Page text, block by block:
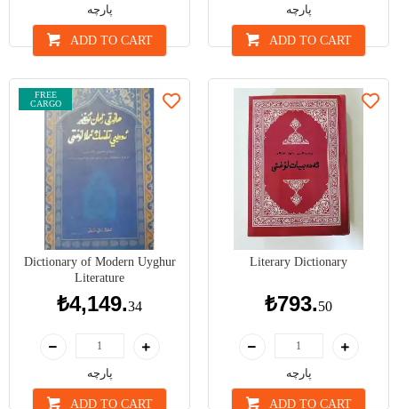
پارچە
ADD TO CART
پارچە
ADD TO CART
Literary Dictionary
₺793.50
پارچە
ADD TO CART
FREE
CARGO
Dictionary of Modern Uyghur
Literature
₺4,149.34
پارچە
ADD TO CART